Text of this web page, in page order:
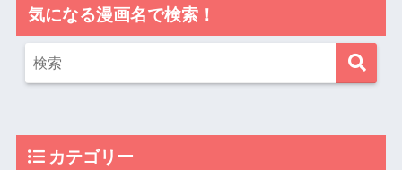
気になる漫画名で検索！
カテゴリー